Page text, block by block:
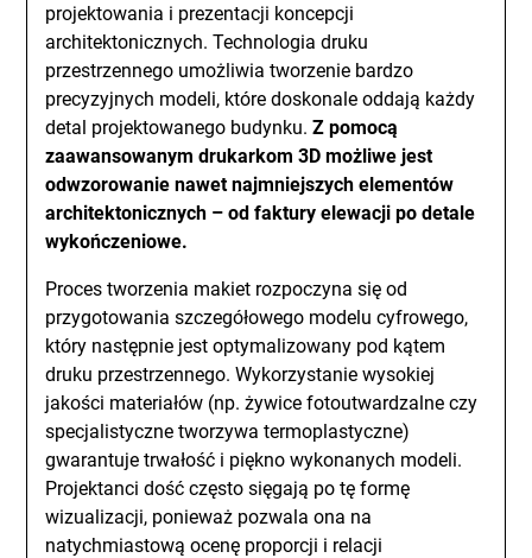
projektowania i prezentacji koncepcji
architektonicznych. Technologia druku
przestrzennego umożliwia tworzenie bardzo
precyzyjnych modeli, które doskonale oddają każdy
detal projektowanego budynku.Z pomocą
zaawansowanym drukarkom 3D możliwe jest
odwzorowanie nawet najmniejszych elementów
architektonicznych – od faktury elewacji po detale
wykończeniowe.
Proces tworzenia makiet rozpoczyna się od
przygotowania szczegółowego modelu cyfrowego,
który następnie jest optymalizowany pod kątem
druku przestrzennego. Wykorzystanie wysokiej
jakości materiałów (np. żywice fotoutwardzalne czy
specjalistyczne tworzywa termoplastyczne)
gwarantuje trwałość i piękno wykonanych modeli.
Projektanci dość często sięgają po tę formę
wizualizacji, ponieważ pozwala ona na
natychmiastową ocenę proporcji i relacji